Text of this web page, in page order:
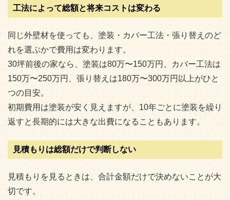
工法によって総額と将来コストは変わる
同じ外壁材を使っても、塗装・カバー工法・張り替えのど
れを選ぶかで費用は変わります。
30坪前後の家なら、塗装は80万〜150万円、カバー工法は
150万〜250万円、張り替えは180万〜300万円以上がひと
つの目安。
初期費用は塗装が安く見えますが、10年ごとに塗装を繰り
返すと長期的には大きな出費になることもあります。
見積もりは総額だけで判断しない
見積もりを見るときは、合計金額だけで決めないことが大
切です。